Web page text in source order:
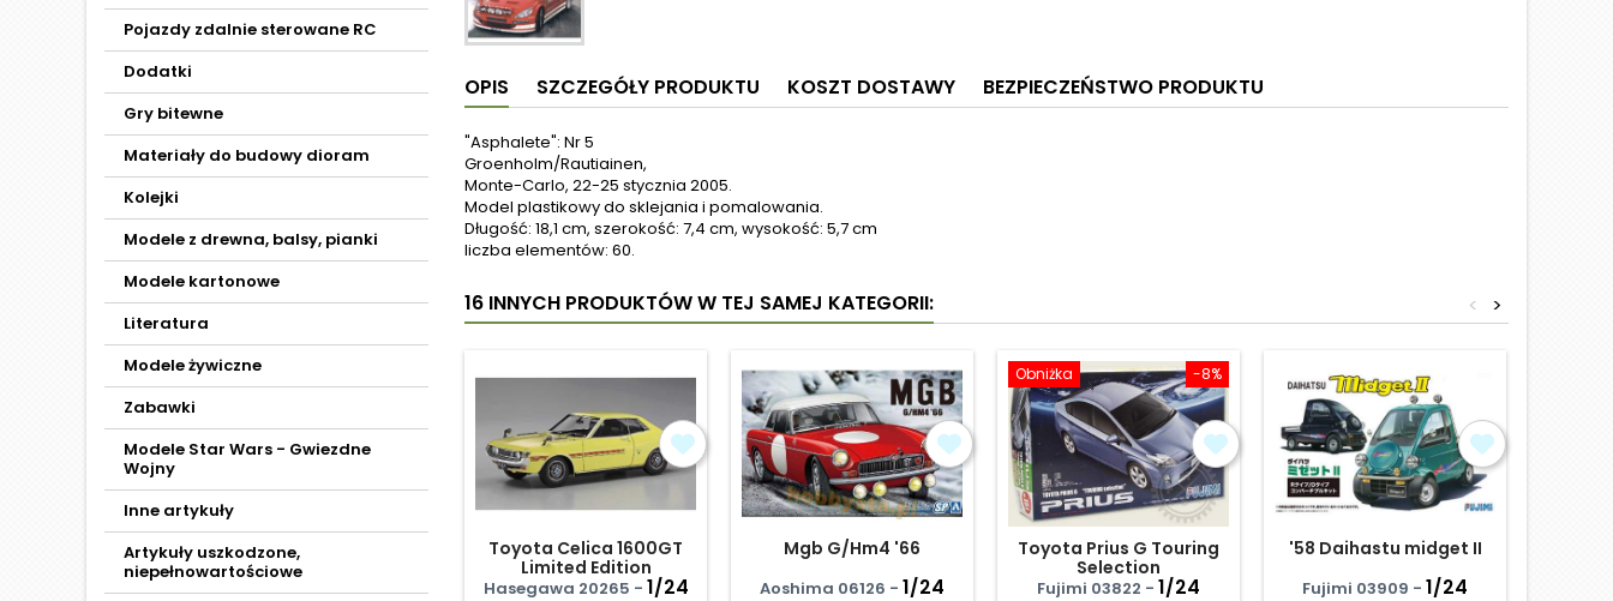
Pojazdy zdalnie sterowane RC
Dodatki
Gry bitewne
Materiały do budowy dioram
Kolejki
Modele z drewna, balsy, pianki
Modele kartonowe
Literatura
Modele żywiczne
Zabawki
Modele Star Wars - Gwiezdne
Wojny
Inne artykuły
Artykuły uszkodzone,
niepełnowartościowe
OPIS SZCZEGÓŁY PRODUKTU KOSZT DOSTAWY BEZPIECZEŃSTWO PRODUKTU
"Asphalete": Nr 5
Groenholm/Rautiainen,
Monte-Carlo, 22-25 stycznia 2005.
Model plastikowy do sklejania i pomalowania.
Długość: 18,1 cm, szerokość: 7,4 cm, wysokość: 5,7 cm
liczba elementów: 60.
16 INNYCH PRODUKTÓW W TEJ SAMEJ KATEGORII: >
<
Toyota Celica 1600GT
Limited Edition
Hasegawa 20265 - 1/24
Mgb G/Hm4 '66
Aoshima 06126 - 1/24
-8%
Obniżka
Toyota Prius G Touring
Selection
Fujimi 03822 - 1/24
'58 Daihastu midget II
Fujimi 03909 - 1/24